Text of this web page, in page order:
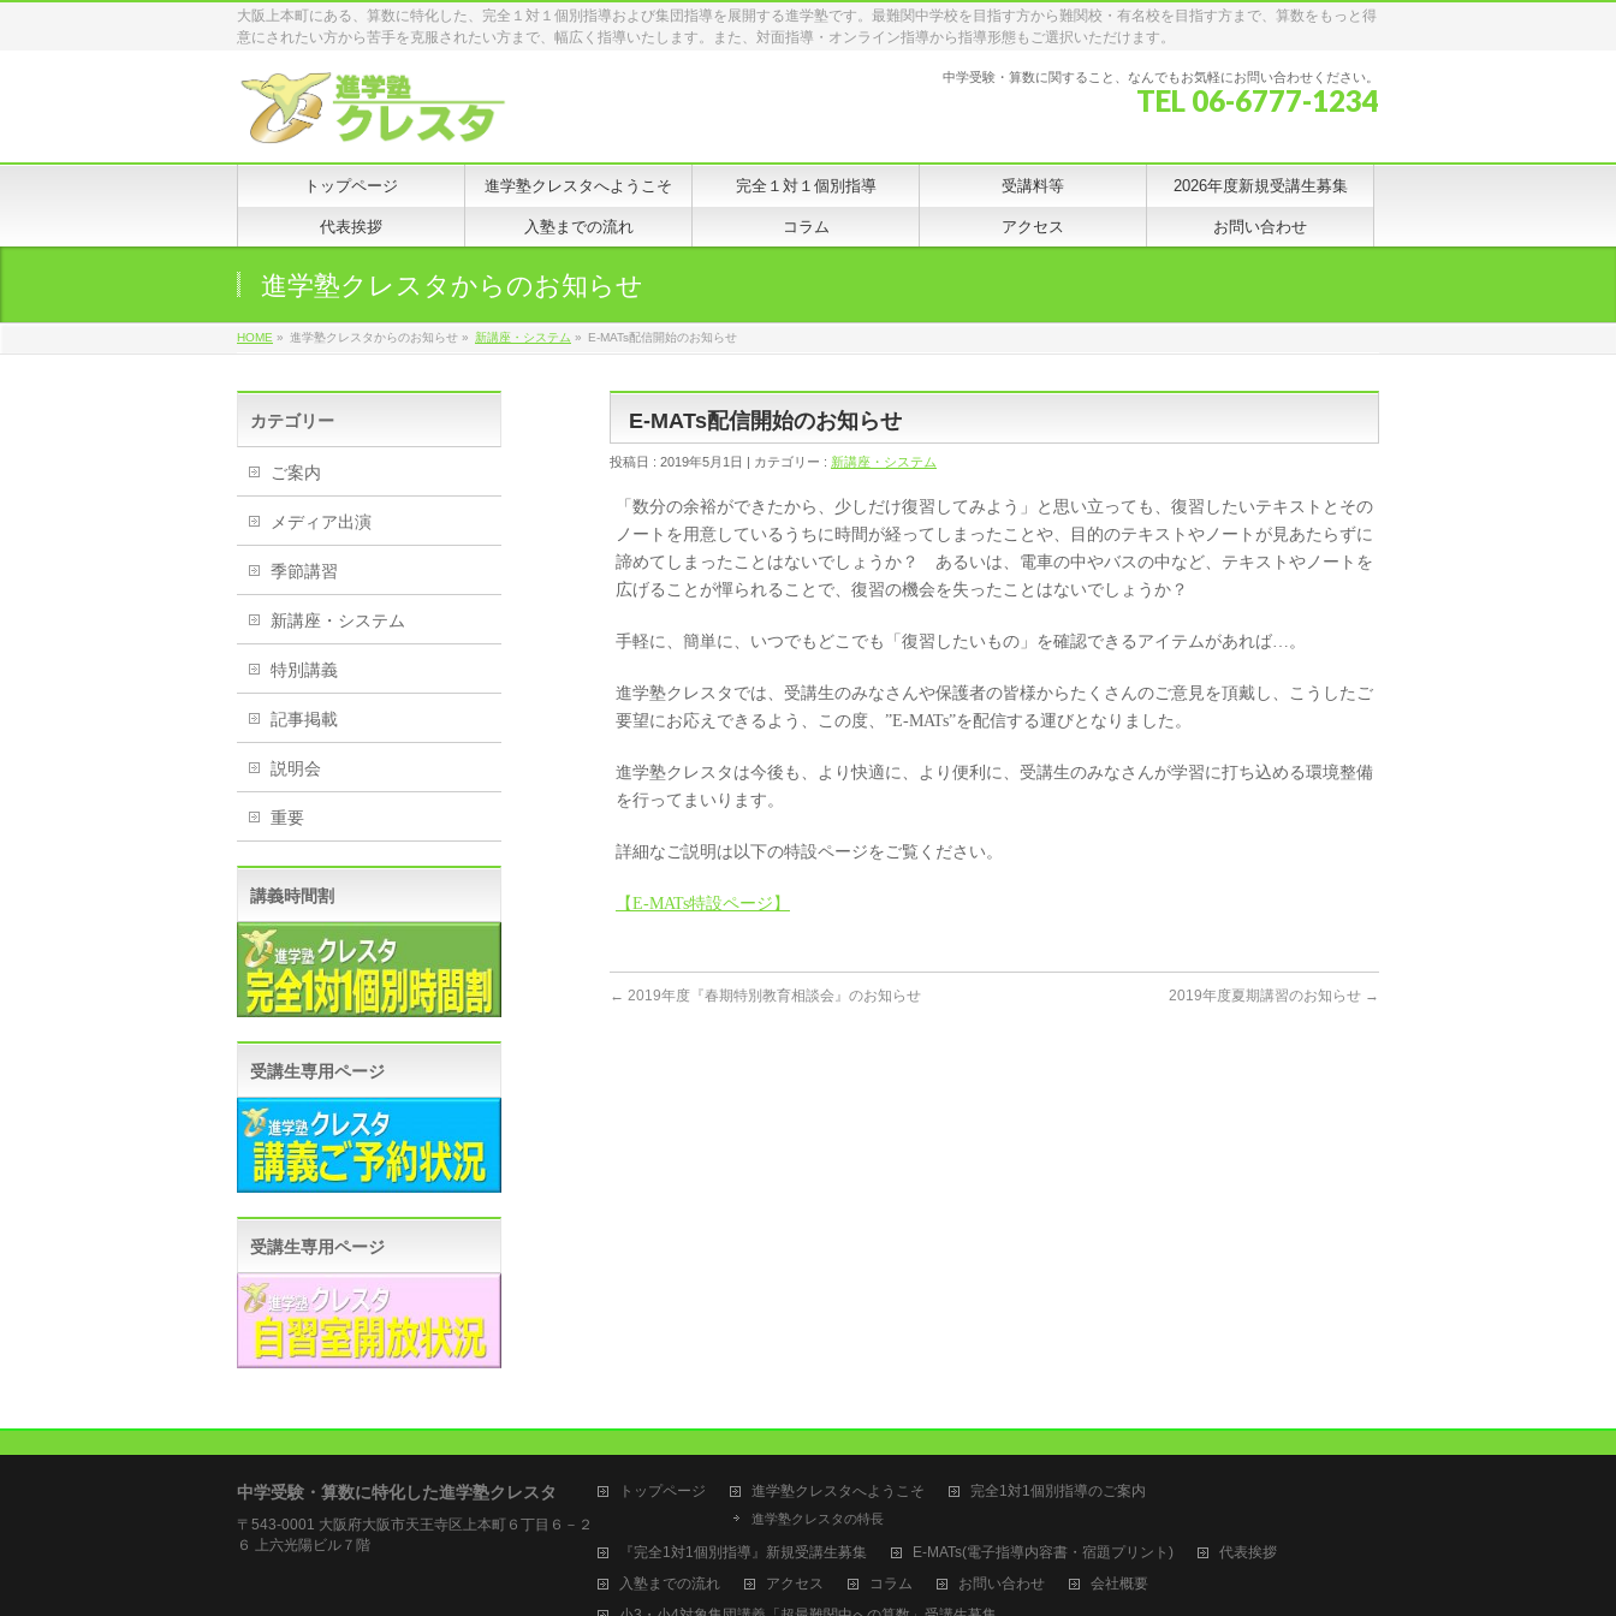
大阪上本町にある、算数に特化した、完全１対１個別指導および集団指導を展開する進学塾です。最難関中学校を目指す方から難関校・有名校を目指す方まで、算数をもっと得
意にされたい方から苦手を克服されたい方まで、幅広く指導いたします。また、対面指導・オンライン指導から指導形態もご選択いただけます。
中学受験・算数に関すること、なんでもお気軽にお問い合わせください。
TEL 06-6777-1234
トップページ 進学塾クレスタへようこそ 完全１対１個別指導 受講料等 2026年度新規受講生募集
代表挨拶 入塾までの流れ コラム アクセス お問い合わせ
進学塾クレスタからのお知らせ
HOME » 進学塾クレスタからのお知らせ » 新講座・システム » E-MATs配信開始のお知らせ
E-MATs配信開始のお知らせ
投稿日 : 2019年5月1日 | カテゴリー : 新講座・システム
「数分の余裕ができたから、少しだけ復習してみよう」と思い立っても、復習したいテキストとその
ノートを用意しているうちに時間が経ってしまったことや、目的のテキストやノートが見あたらずに
諦めてしまったことはないでしょうか？ あるいは、電車の中やバスの中など、テキストやノートを
広げることが憚られることで、復習の機会を失ったことはないでしょうか？
手軽に、簡単に、いつでもどこでも「復習したいもの」を確認できるアイテムがあれば…。
進学塾クレスタでは、受講生のみなさんや保護者の皆様からたくさんのご意見を頂戴し、こうしたご
要望にお応えできるよう、この度、”E-MATs”を配信する運びとなりました。
進学塾クレスタは今後も、より快適に、より便利に、受講生のみなさんが学習に打ち込める環境整備
を行ってまいります。
詳細なご説明は以下の特設ページをご覧ください。
【E-MATs特設ページ】
← 2019年度『春期特別教育相談会』のお知らせ 2019年度夏期講習のお知らせ →
カテゴリー
ご案内
メディア出演
季節講習
新講座・システム
特別講義
記事掲載
説明会
重要
講義時間割
受講生専用ページ
受講生専用ページ
中学受験・算数に特化した進学塾クレスタ
〒543-0001 大阪府大阪市天王寺区上本町６丁目６－２
６ 上六光陽ビル７階
トップページ 進学塾クレスタへようこそ
進学塾クレスタの特長
完全1対1個別指導のご案内
『完全1対1個別指導』新規受講生募集 E-MATs(電子指導内容書・宿題プリント)
代表挨拶
入塾までの流れ
アクセス コラム お問い合わせ
会社概要